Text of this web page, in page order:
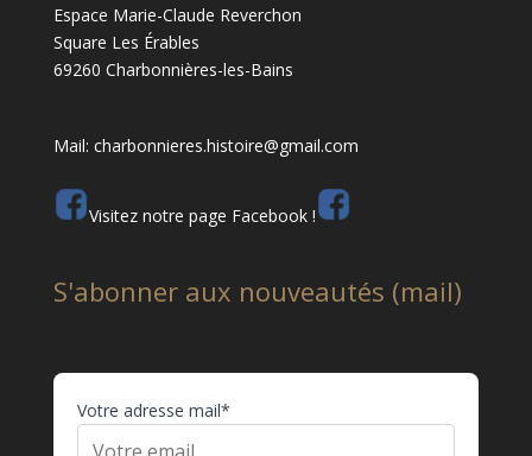
Espace Marie-Claude Reverchon
Square Les Érables
69260 Charbonnières-les-Bains
Mail: charbonnieres.histoire@gmail.com
Visitez notre page Facebook !
S'abonner aux nouveautés (mail)
Votre adresse mail*